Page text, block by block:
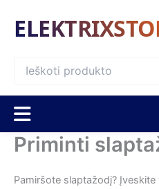
prie
turinio
Priminti
Pamiršote slaptažodį?